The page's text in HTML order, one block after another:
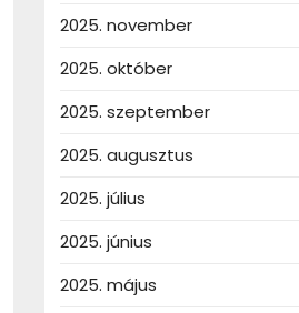
2025. november
2025. október
2025. szeptember
2025. augusztus
2025. július
2025. június
2025. május